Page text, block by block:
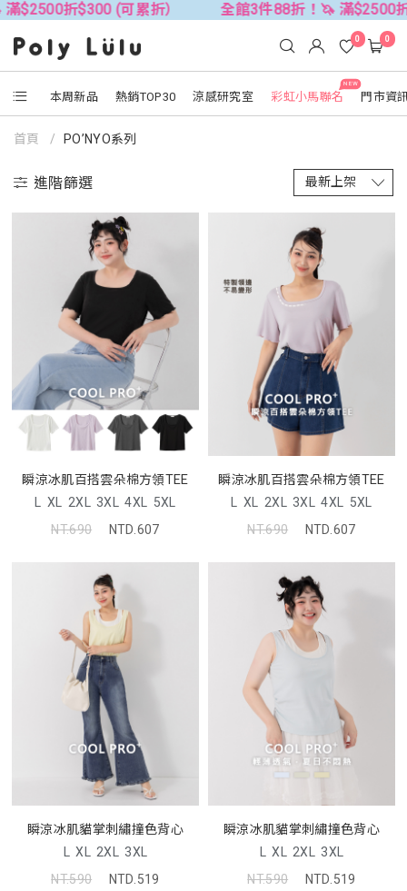
(可累折） 全館3件88折！🦄 滿$2500折$300 (可累
本周新品 熱銷TOP30 涼感研究室
NEW
彩虹小馬聯名 門市資
0 0
首頁 PO’NYO系列
進階篩選
瞬涼冰肌百搭雲朵棉方領TEE
L XL 2XL 3XL 4XL 5XL
NT.690
NTD.607
瞬涼冰肌百搭雲朵棉方領TEE
L XL 2XL 3XL 4XL 5XL
NT.690
NTD.607
瞬涼冰肌貓掌刺繡撞色背心
L XL 2XL 3XL
NT.590
NTD.519
瞬涼冰肌貓掌刺繡撞色背心
L XL 2XL 3XL
NT.590
NTD.519